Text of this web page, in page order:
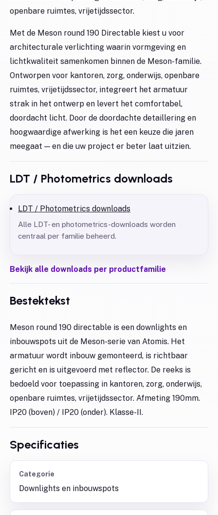
openbare ruimtes, vrijetijdssector.
Met de Meson round 190 Directable kiest u voor
architecturale verlichting waarin vormgeving en
lichtkwaliteit samenkomen binnen de Meson-familie.
Ontworpen voor kantoren, zorg, onderwijs, openbare
ruimtes, vrijetijdssector, integreert het armatuur
strak in het ontwerp en levert het comfortabel,
doordacht licht. Door de doordachte detaillering en
hoogwaardige afwerking is het een keuze die jaren
meegaat — en die uw project er beter laat uitzien.
LDT / Photometrics downloads
LDT / Photometrics downloads
Alle LDT- en photometrics-downloads worden
centraal per familie beheerd.
Bekijk alle downloads per productfamilie
Bestektekst
Meson round 190 directable is een downlights en
inbouwspots uit de Meson-serie van Atomis. Het
armatuur wordt inbouw gemonteerd, is richtbaar
gericht en is uitgevoerd met reflector. De reeks is
bedoeld voor toepassing in kantoren, zorg, onderwijs,
openbare ruimtes, vrijetijdssector. Afmeting 190mm.
IP20 (boven) / IP20 (onder). Klasse-II.
Specificaties
Categorie
Downlights en inbouwspots